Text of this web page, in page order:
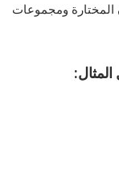
المختارة ومجموعات